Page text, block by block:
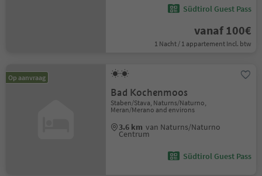
Südtirol Guest Pass
vanaf 100€
1 Nacht / 1 appartement Incl. btw
Op aanvraag
Bad Kochenmoos
Staben/Stava, Naturns/Naturno,
Meran/Merano and environs
3.6 km van Naturns/Naturno
Centrum
Südtirol Guest Pass